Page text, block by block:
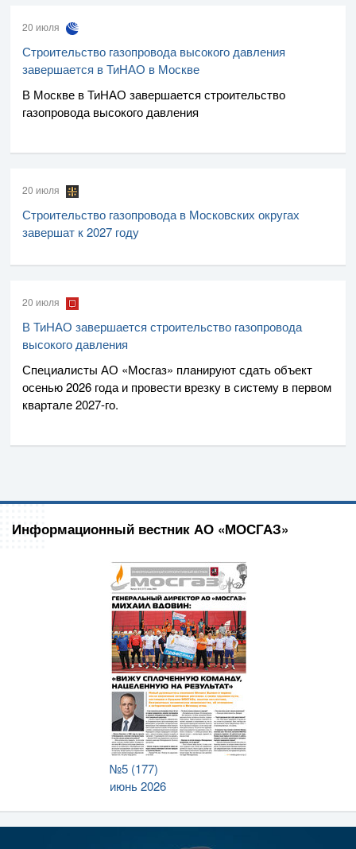
20 июля
Строительство газопровода высокого давления
завершается в ТиНАО в Москве
В Москве в ТиНАО завершается строительство
газопровода высокого давления
20 июля
Строительство газопровода в Московских округах
завершат к 2027 году
20 июля
В ТиНАО завершается строительство газопровода
высокого давления
Специалисты АО «Мосгаз» планируют сдать объект
осенью 2026 года и провести врезку в систему в первом
квартале2027-го.
Информационный вестник АО «МОСГАЗ»
№5 (177)
июнь 2026